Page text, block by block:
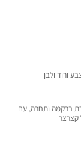
ורוד ולבן
ברקמה ותחרה, עם